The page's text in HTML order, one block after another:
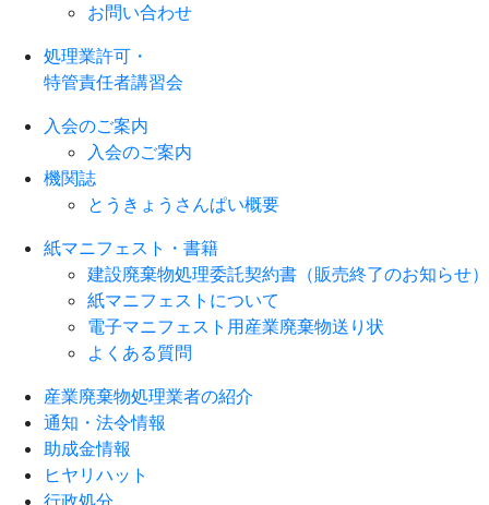
お問い合わせ
処理業許可・
特管責任者講習会
入会のご案内
入会のご案内
機関誌
とうきょうさんぱい概要
紙マニフェスト・書籍
建設廃棄物処理委託契約書（販売終了のお知らせ）
紙マニフェストについて
電子マニフェスト用産業廃棄物送り状
よくある質問
産業廃棄物処理業者の紹介
通知・法令情報
助成金情報
ヒヤリハット
行政処分